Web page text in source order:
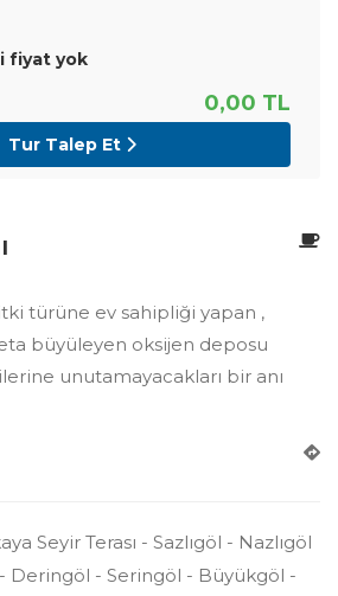
fiyat yok
0,00 TL
Tur Talep Et
türüne ev sahipliği yapan ,
büyüleyen oksijen deposu
unutamayacakları bir anı
Seyir Terası - Sazlıgöl - Nazlıgöl
Deringöl - Seringöl - Büyükgöl -